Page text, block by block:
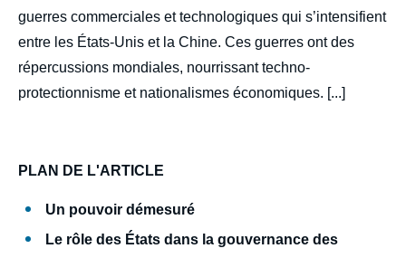
guerres commerciales et technologiques qui s’intensifient
entre les États-Unis et la Chine. Ces guerres ont des
répercussions mondiales, nourrissant techno-
protectionnisme et nationalismes économiques. [...]
PLAN DE L'ARTICLE
Un pouvoir démesuré
Le rôle des États dans la gouvernance des